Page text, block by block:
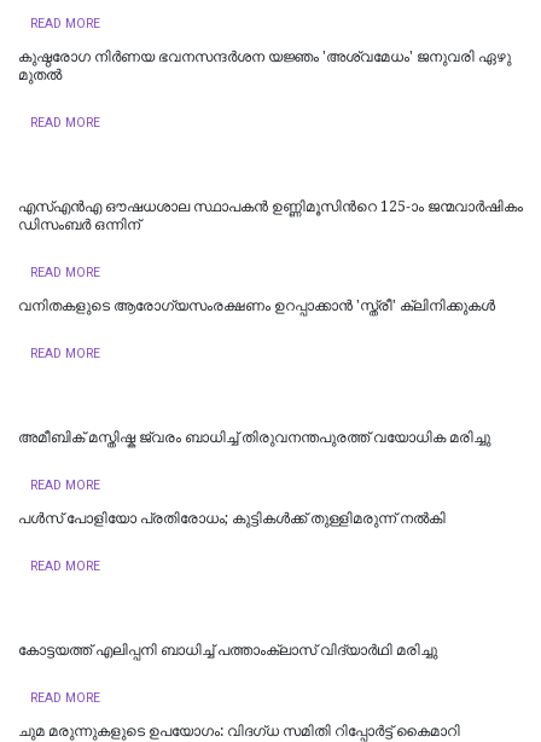
READ MORE
കുഷ്ഠരോഗ നിര്‍ണയ ഭവനസന്ദര്‍ശന യജ്ഞം 'അശ്വമേധം' ജനുവരി ഏഴു
മുതല്‍
READ MORE
എസ്എന്‍എ ഔഷധശാല സ്ഥാപകന്‍ ഉണ്ണിമൂസിന്‍റെ 125-ാം ജന്മവാര്‍ഷികം
ഡിസംബര്‍ ഒന്നിന്
READ MORE
വനിതകളുടെ ആരോഗ്യസംരക്ഷണം ഉറപ്പാക്കാൻ 'സ്ത്രീ' ക്ലിനിക്കുകൾ
READ MORE
അമീബിക് മസ്തിഷ്ക ജ്വരം ബാധിച്ച് തിരുവനന്തപുരത്ത് വയോധിക മരിച്ചു
READ MORE
പള്‍സ് പോളിയോ പ്രതിരോധം; കുട്ടികള്‍ക്ക് തുള്ളിമരുന്ന് നല്‍കി
READ MORE
കോട്ടയത്ത് എലിപ്പനി ബാധിച്ച് പത്താംക്ലാസ് വിദ്യാർഥി മരിച്ചു
READ MORE
ചുമ മരുന്നുകളുടെ ഉപയോഗം: വിദഗ്ധ സമിതി റിപ്പോർട്ട് കൈമാറി